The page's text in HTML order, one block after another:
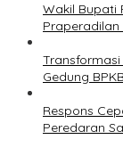
Wakil Bupati
Praperadilan
Transformasi
Gedung
Respons
Peredaran